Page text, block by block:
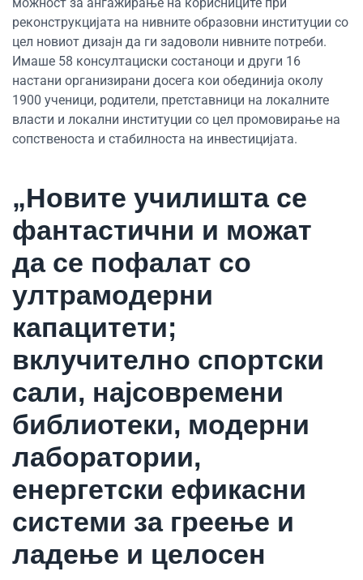
реконструкцијата на нивните образовни институции со
цел новиот дизајн да ги задоволи нивните потреби.
Имаше 58 консултациски состаноци и други 16
настани организирани досега кои обединија околу
1900 ученици, родители, претставници на локалните
власти и локални институции со цел промовирање на
сопственоста и стабилноста на инвестицијата.
„Новите училишта се
фантастични и можат
да се пофалат со
ултрамодерни
капацитети;
вклучително спортски
сали, најсовремени
библиотеки, модерни
лаборатории,
енергетски ефикасни
системи за греење и
ладење и целосен